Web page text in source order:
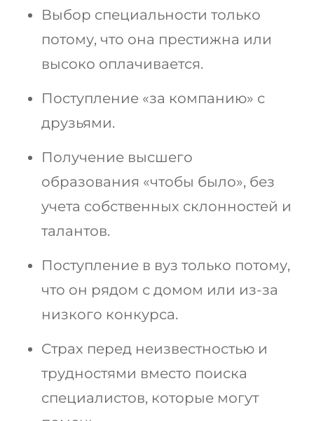
Выбор специальности только
потому, что она престижна или
высоко оплачивается.
Поступление «за компанию» с
друзьями.
Получение высшего
образования «чтобы было», без
учета собственных склонностей и
талантов.
Поступление в вуз только потому,
что он рядом с домом или из-за
низкого конкурса.
Страх перед неизвестностью и
трудностями вместо поиска
специалистов, которые могут